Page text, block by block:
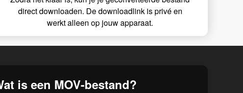
direct downloaden. De downloadlink is privé en
werkt alleen op jouw apparaat.
is een MOV-bestand?